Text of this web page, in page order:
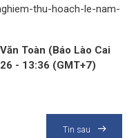
thu-hoach-le-nam-
Toàn (Báo Lào Cai
- 13:36 (GMT+7)
Tin sau